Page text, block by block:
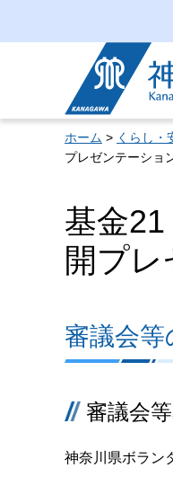
神奈川県
ホーム > くらし・
プレゼンテーショ
基金
開プ
審議会等
審議会
神奈川県ボラン